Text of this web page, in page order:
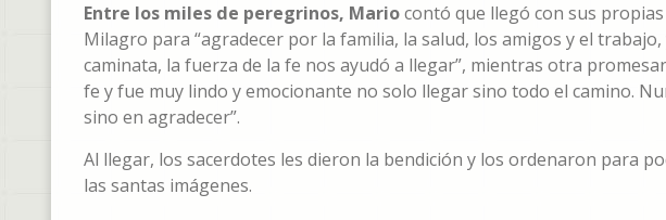
Entre los miles de peregrinos, Mariocontó que llegó con sus
Milagro para “agradecer por la familia, la salud, los amigos y el
caminata, la fuerza de la fe nos ayudó a llegar”, mientras otra
fe y fue muy lindo y emocionante no solo llegar sino todo el camino.
sino en agradecer”.
Al llegar, los sacerdotes les dieron la bendición y los ordenaron para
las santas imágenes.